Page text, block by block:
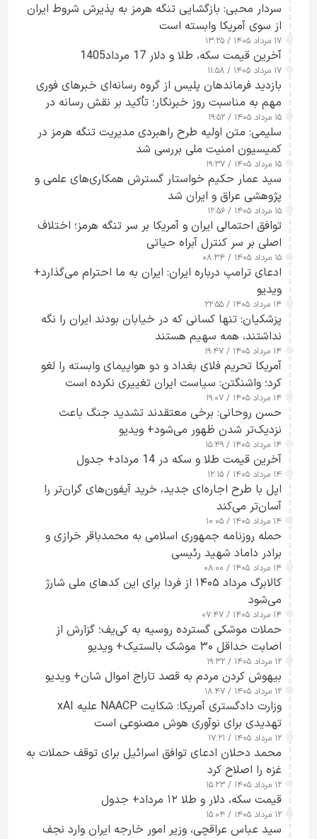
سردار محبی: بازگشایی تنگه هرمز به پذیرش شروط ایران
از سوی آمریکا وابسته است
۱۷ مرداد ۱۴۰۵ / ۱۳:۲۵
آخرین قیمت سکه، طلا و دلار 17 مرداد1405
۱۷ مرداد ۱۴۰۵ / ۱۱:۵۸
بازدید فرماندهان پلیس از گروه رسانه‌ای خبرهای فوری
مهم به مناسبت روز خبرنگار؛ تأکید بر نقش رسانه در
تقویت امنیت و اعتماد عمومی
۱۵ مرداد ۱۴۰۵ / ۱۹:۵۲
سلیمی: متن اولیه طرح راهبردی مدیریت تنگه هرمز در
کمیسیون امنیت ملی بررسی شد
۱۵ مرداد ۱۴۰۵ / ۱۹:۳۷
سید عمار حکیم خواستار گسترش همکاری‌های علمی و
پژوهشی عراق و ایران شد
۱۵ مرداد ۱۴۰۵ / ۱۲:۵۶
توافق احتمالی ایران و آمریکا بر سر تنگه هرمز؛ اختلاف
اصلی بر سر کنترل آبراه حیاتی
۱۵ مرداد ۱۴۰۵ / ۰۸:۳۴
ادعای ترامپ درباره ایران: ایران به ما احترام می‌گذارد+
ویدیو
۱۴ مرداد ۱۴۰۵ / ۲۲:۵۵
پزشکیان: تنها کسانی که در خیابان بودند ایران را نگه
نداشتند، همه سهیم هستند
۱۴ مرداد ۱۴۰۵ / ۱۹:۴۷
آمریکا تحریم فلای بغداد و دو هواپیمای وابسته را لغو
کرد؛ واشنگتن: سیاست ایران تغییری نکرده است
۱۴ مرداد ۱۴۰۵ / ۱۹:۰۷
حسن روحانی: برخی معتقدند تشدید جنگ باعث
نزدیک‌تر شدن ظهور می‌شود+ ویدیو
۱۴ مرداد ۱۴۰۵ / ۱۵:۴۹
آخرین قیمت طلا و سکه در 14 مرداد+ جدول
۱۴ مرداد ۱۴۰۵ / ۱۲:۱۵
اپل با طرح اجاره‌ای جدید، خرید آیفون‌های گران‌تر را
آسان‌تر می‌کند
۱۴ مرداد ۱۴۰۵ / ۱۰:۰۵
حمله روزنامه جمهوری اسلامی به محمدباقر خرازی و
برادر داماد شهید رئیسی
۱۴ مرداد ۱۴۰۵ / ۰۸:۰۰
کالابرگ مرداد ۱۴۰۵ از فردا برای این کدهای ملی شارژ
می‌شود
۱۴ مرداد ۱۴۰۵ / ۰۷:۴۷
حملات موشکی گسترده روسیه به کی‌یف؛ گزارش از
اصابت حداقل ۳۰ موشک بالستیک+ ویدیو
۱۲ مرداد ۱۴۰۵ / ۱۹:۳۲
بیهوش کردن مردم به قصد تاراج اموال شان+ ویدیو
۱۲ مرداد ۱۴۰۵ / ۱۸:۴۷
وزارت دادگستری آمریکا: شکایت NAACP علیه xAI
تهدیدی برای نوآوری هوش مصنوعی است
۱۲ مرداد ۱۴۰۵ / ۱۷:۲۱
محمد دحلان ادعای توافق اسرائیل برای توقف حملات به
غزه را اصلاح کرد
۱۲ مرداد ۱۴۰۵ / ۱۵:۲۳
قیمت سکه، دلار و طلا ۱۲ مرداد+ جدول
۱۲ مرداد ۱۴۰۵ / ۱۵:۰۴
سید عباس عراقچی، وزیر امور خارجه ایران وارد نجف